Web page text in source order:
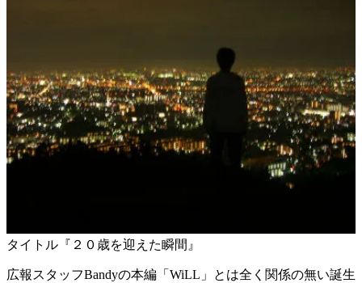
タイトル『２０歳を迎えた瞬間』
広報スタッフBandyの本編「WiLL」とは全く関係の無い誕生